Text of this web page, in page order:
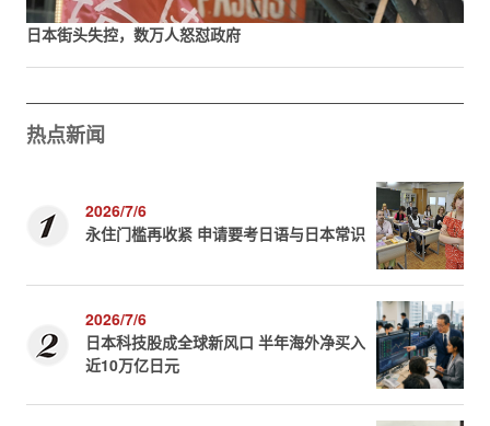
日本街头失控，数万人怒怼政府
热点新闻
2026/7/6
永住门槛再收紧 申请要考日语与日本常识
2026/7/6
日本科技股成全球新风口 半年海外净买入
近10万亿日元